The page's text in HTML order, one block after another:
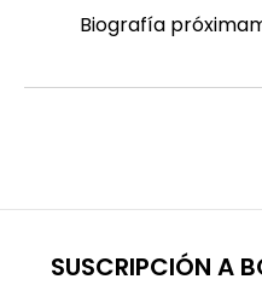
Biografía
SUSCRIPCIÓN A